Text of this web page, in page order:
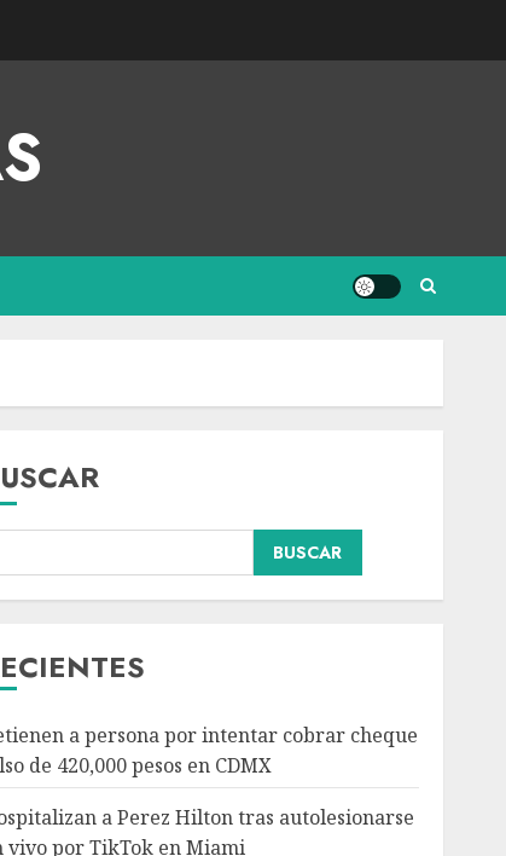
BUSCAR
a persona por intentar cobrar cheque
de 420,000 pesos en CDMX
a Perez Hilton tras autolesionarse
vivo por TikTok en Miami
Falla en sistema Booster
de El Carrizo deja sin
agua a 147 colonias de
Sectores obrero y
empresarial piden al
IMSS nuevo hospital en
Guanajuato
AGOSTO 6, 2026